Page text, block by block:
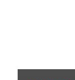
Обзор: